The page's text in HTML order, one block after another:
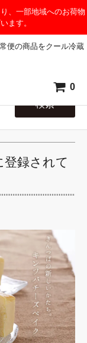
、一部地域へのお荷物
ます。
便の商品をクール冷蔵
0
検索
登録されて